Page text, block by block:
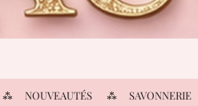
NOUVEAUTÉS SAVONNERIE